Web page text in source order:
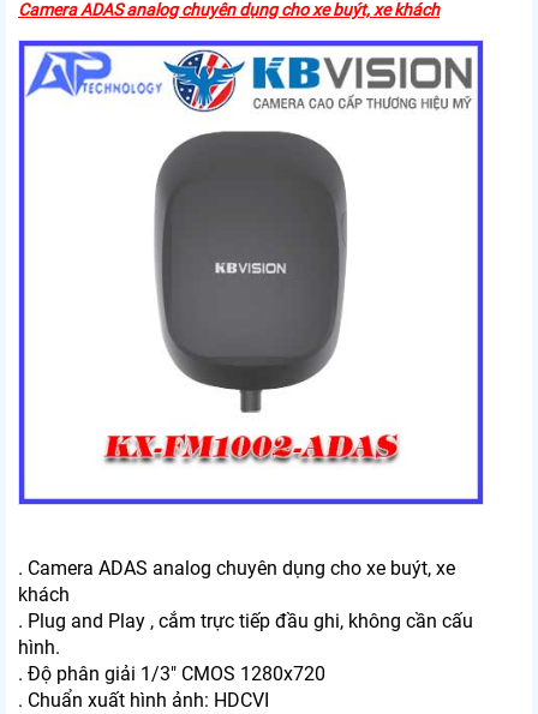
Camera ADAS analog chuyên dụng cho xe buýt, xe khách
. Camera ADAS analog chuyên dụng cho xe buýt, xe
khách
. Plug and Play , cắm trực tiếp đầu ghi, không cần cấu
hình.
. Độ phân giải 1/3" CMOS 1280x720
. Chuẩn xuất hình ảnh: HDCVI